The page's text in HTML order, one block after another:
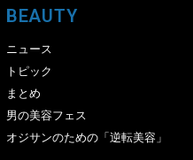
BEAUTY
ニュース
トピック
まとめ
男の美容フェス
オジサンのための「逆転美容」